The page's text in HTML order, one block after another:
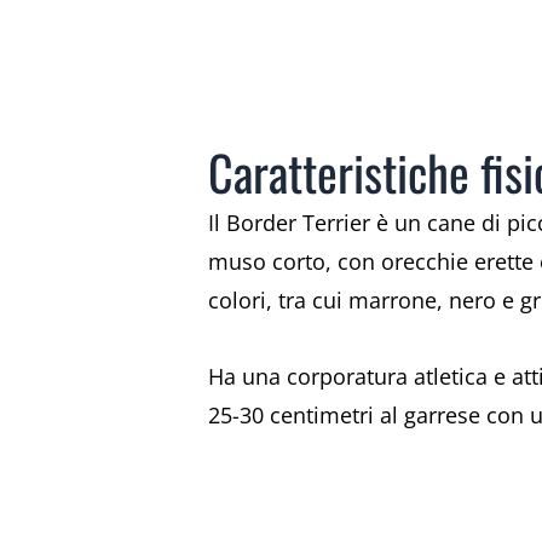
Caratteristiche
Il Border Terrier è un cane di
muso corto, con orecchie
colori, tra cui marrone, nero e
Ha una corporatura atletica e
25-30 centimetri al garrese con